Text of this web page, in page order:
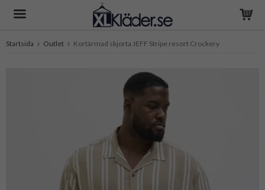
Startsida Outlet Kortärmad skjorta JEFF Stripe resort Crockery